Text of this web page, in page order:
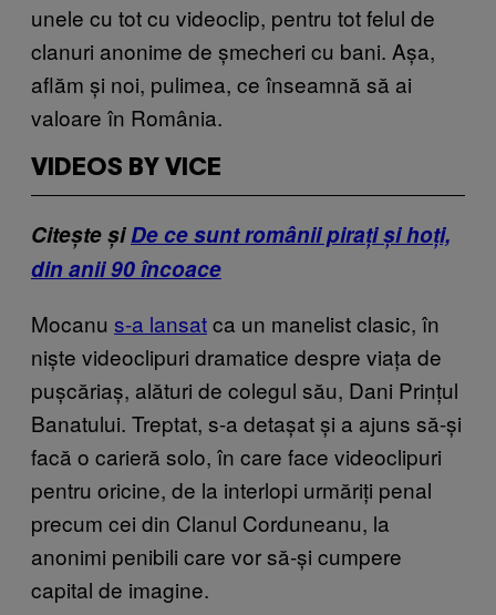
unele cu tot cu videoclip, pentru tot felul de
clanuri anonime de șmecheri cu bani. Așa,
aflăm și noi, pulimea, ce înseamnă să ai
valoare în România.
VIDEOS BY VICE
Citește șiDe ce sunt românii pirați și hoți,
din anii 90 încoace
Mocanu s-a lansatca un manelist clasic, în
niște videoclipuri dramatice despre viața de
pușcăriaș, alături de colegul său, Dani Prințul
Banatului. Treptat, s-a detașat și a ajuns să-și
facă o carieră solo, în care face videoclipuri
pentru oricine, de la interlopi urmăriți penal
precum cei din Clanul Corduneanu, la
anonimi penibili care vor să-și cumpere
capital de imagine.